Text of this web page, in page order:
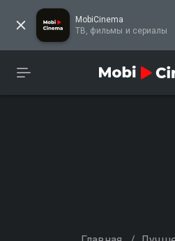
MobiCinema
ТВ, фильмы и сериалы